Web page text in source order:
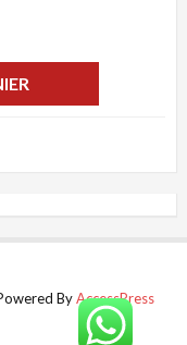
ByAccessPress